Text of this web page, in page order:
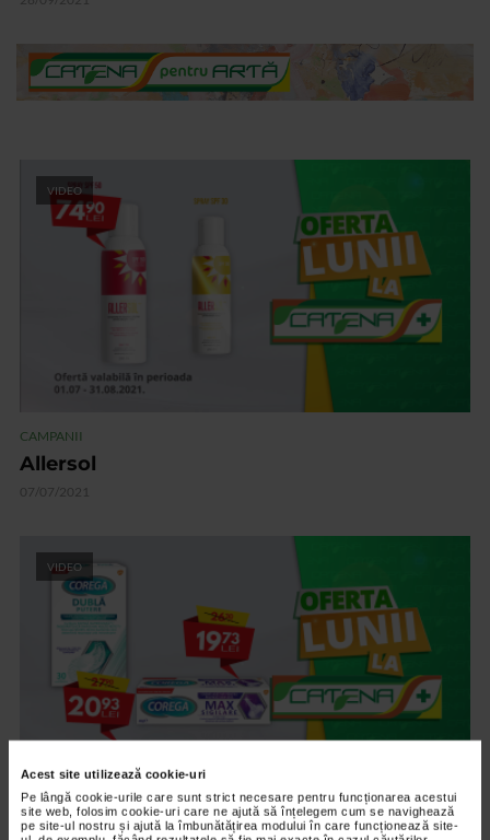
Acest site utilizează cookie-uri
Pe lângă cookie-urile care sunt strict necesare pentru funcționarea acestui
site web, folosim cookie-uri care ne ajută să înțelegem cum se navighează
pe site-ul nostru și ajută la îmbunătățirea modului în care funcționează site-
VIDEO
CAMPANII
Allersol
07/07/2021
VIDEO
CAMPANII